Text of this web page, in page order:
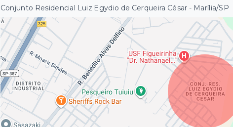
Conjunto Residencial Luiz Egydio de Cerqueira César - Marília/SP